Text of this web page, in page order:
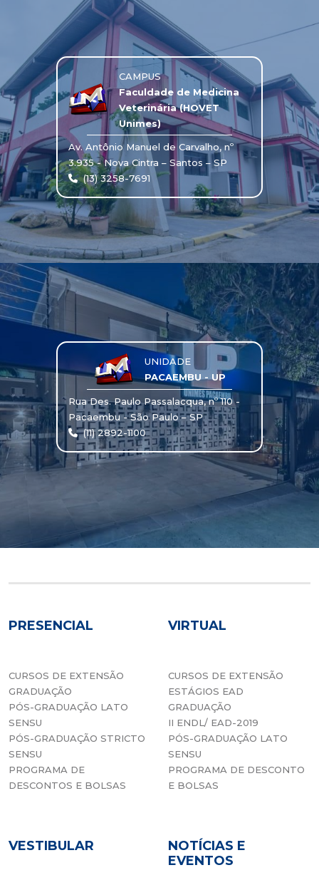
CAMPUS
Faculdade de Medicina
Veterinária (HOVET
Unimes)
Av. Antônio Manuel de Carvalho, nº
3.935 - Nova Cintra – Santos – SP
(13) 3258-7691
UNIDADE
PACAEMBU - UP
Rua Des. Paulo Passalacqua, nº 110 -
Pacaembu - São Paulo – SP
(11) 2892-1100
PRESENCIAL
CURSOS DE EXTENSÃO
GRADUAÇÃO
PÓS-GRADUAÇÃO LATO
SENSU
PÓS-GRADUAÇÃO STRICTO
SENSU
PROGRAMA DE
DESCONTOS E BOLSAS
VIRTUAL
CURSOS DE EXTENSÃO
ESTÁGIOS EAD
GRADUAÇÃO
II ENDL/ EAD-2019
PÓS-GRADUAÇÃO LATO
SENSU
PROGRAMA DE DESCONTO
E BOLSAS
VESTIBULAR
NOTÍCIAS E
EVENTOS